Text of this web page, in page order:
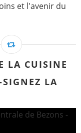
et l'avenir du
LA CUISINE
SIGNEZ LA